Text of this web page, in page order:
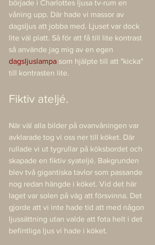
började i Charlottes ljusa tv-rum en
våning upp. Där hade vi massor av
dagsljus att jobba med. Ljuset var dock
lite väl platt. Så för att få till lite kontrast
så använde jag mig av en egen
dagsljuslampa som hjälpte till att "kicka"
till kontrasten lite.
Fiktiv ateljé.
När väl alla bilder på ovanvåningen var
avklarade tog vi oss ner till köket. Där
rullade vi ut tygrullar på köksbordet och
skapade en fiktiv syateljé. Bakgrunden
blev två gigantiska tavlor som passande
nog redan hängde i köket. Vid det här
laget var solen på väg att försvinna. Det
gjorde att vi inte hade tid att med någon
ljussättning utan valde att fota helt i det
befintliga ljus vi hade i köket.